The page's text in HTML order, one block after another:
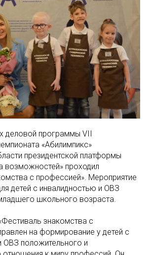
деловой программы VII
«Абилимпикс»
президентской платформы
возможностей» проходил
с профессией». Мероприятие
детей с инвалидностью и ОВЗ
школьного возраста.
знакомства с
на формирование у детей с
ОВЗ положительного и